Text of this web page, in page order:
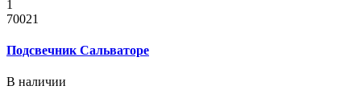
1
70021
Подсвечник Сальваторе
В наличии